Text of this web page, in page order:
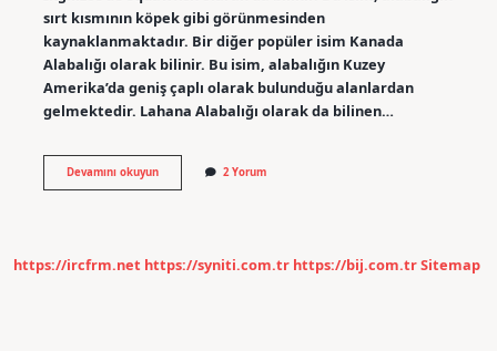
sırt kısmının köpek gibi görünmesinden
kaynaklanmaktadır. Bir diğer popüler isim Kanada
Alabalığı olarak bilinir. Bu isim, alabalığın Kuzey
Amerika’da geniş çaplı olarak bulunduğu alanlardan
gelmektedir. Lahana Alabalığı olarak da bilinen…
Devamını okuyunAlabalığın
diğer
2 Yorum
https://ircfrm.net https://syniti.com.tr https://bij.com.trSitemap